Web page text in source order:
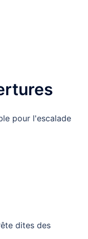
pour l'escalade
dites des